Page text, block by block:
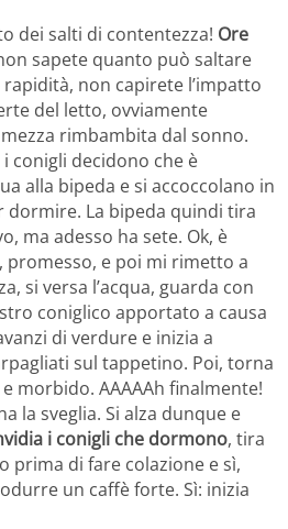
dei salti di contentezza! Ore
sapete quanto può saltare
non capirete l’impatto
del letto, ovviamente
rimbambita dal sonno.
conigli decidono che è
alla bipeda e si accoccolano in
dormire. La bipeda quindi tira
ma adesso ha sete. Ok, è
promesso, e poi mi rimetto a
si versa l’acqua, guarda con
coniglico apportato a causa
di verdure e inizia a
sul tappetino. Poi, torna
morbido. AAAAAh finalmente!
la sveglia. Si alza dunque e
i conigli che dormono, tira
prima di fare colazione e sì,
un caffè forte. Sì: inizia